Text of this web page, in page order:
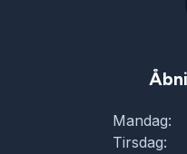
Mandag:
Tirsdag: